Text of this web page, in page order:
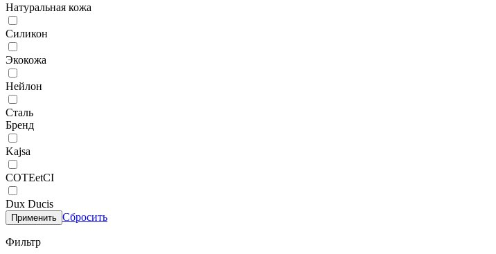
Натуральная кожа
Силикон
Экокожа
Нейлон
Сталь
Бренд
Kajsa
COTEetCI
Dux Ducis
Применить Сбросить
Фильтр